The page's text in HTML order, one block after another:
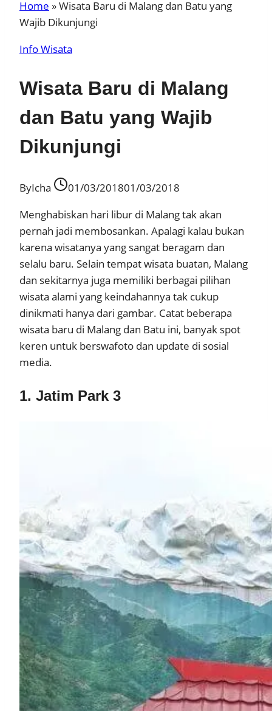
Home »Wisata Baru di Malang dan Batu yang
Wajib Dikunjungi
Info Wisata
Wisata Baru di Malang
dan Batu yang Wajib
Dikunjungi
ByIcha 01/03/201801/03/2018
Menghabiskan hari libur di Malang tak akan
pernah jadi membosankan. Apalagi kalau bukan
karena wisatanya yang sangat beragam dan
selalu baru. Selain tempat wisata buatan, Malang
dan sekitarnya juga memiliki berbagai pilihan
wisata alami yang keindahannya tak cukup
dinikmati hanya dari gambar. Catat beberapa
wisata baru di Malang dan Batu ini, banyak spot
keren untuk berswafoto dan update di sosial
media.
1. Jatim Park 3